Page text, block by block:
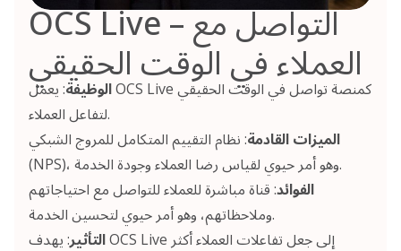
OCS Live – التواصل مع
العملاء في الوقت الحقيقي
الوظيفة: يعمل OCS Live كمنصة تواصل في الوقت الحقيقي
لتفاعل العملاء.
الميزات القادمة: نظام التقييم المتكامل للمروج الشبكي
(NPS)، وهو أمر حيوي لقياس رضا العملاء وجودة الخدمة.
الفوائد: قناة مباشرة للعملاء للتواصل مع احتياجاتهم
وملاحظاتهم، وهو أمر حيوي لتحسين الخدمة.
التأثير: يهدف OCS Live إلى جعل تفاعلات العملاء أكثر